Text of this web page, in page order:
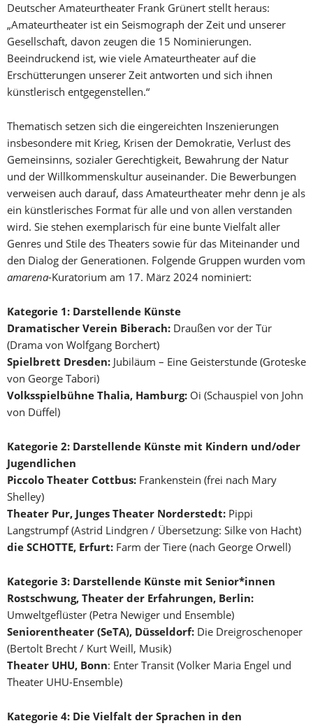
Deutscher Amateurtheater Frank Grünert stellt heraus:
„Amateurtheater ist ein Seismograph der Zeit und unserer
Gesellschaft, davon zeugen die 15 Nominierungen.
Beeindruckend ist, wie viele Amateurtheater auf die
Erschütterungen unserer Zeit antworten und sich ihnen
künstlerisch entgegenstellen.“
Thematisch setzen sich die eingereichten Inszenierungen
insbesondere mit Krieg, Krisen der Demokratie, Verlust des
Gemeinsinns, sozialer Gerechtigkeit, Bewahrung der Natur
und der Willkommenskultur auseinander. Die Bewerbungen
verweisen auch darauf, dass Amateurtheater mehr denn je als
ein künstlerisches Format für alle und von allen verstanden
wird. Sie stehen exemplarisch für eine bunte Vielfalt aller
Genres und Stile des Theaters sowie für das Miteinander und
den Dialog der Generationen. Folgende Gruppen wurden vom
amarena-Kuratorium am 17. März 2024 nominiert:
Kategorie 1: Darstellende Künste
Dramatischer Verein Biberach: Draußen vor der Tür
(Drama von Wolfgang Borchert)
Spielbrett Dresden: Jubiläum – Eine Geisterstunde (Groteske
von George Tabori)
Volksspielbühne Thalia, Hamburg: Oi (Schauspiel von John
von Düffel)
Kategorie 2: Darstellende Künste mit Kindern und/oder
Jugendlichen
Piccolo Theater Cottbus: Frankenstein (frei nach Mary
Shelley)
Theater Pur, Junges Theater Norderstedt: Pippi
Langstrumpf (Astrid Lindgren / Übersetzung: Silke von Hacht)
die SCHOTTE, Erfurt: Farm der Tiere (nach George Orwell)
Kategorie 3: Darstellende Künste mit Senior*innen
Rostschwung, Theater der Erfahrungen, Berlin:
Umweltgeflüster (Petra Newiger und Ensemble)
Seniorentheater (SeTA), Düsseldorf: Die Dreigroschenoper
(Bertolt Brecht / Kurt Weill, Musik)
Theater UHU, Bonn: Enter Transit (Volker Maria Engel und
Theater UHU-Ensemble)
Kategorie 4: Die Vielfalt der Sprachen in den